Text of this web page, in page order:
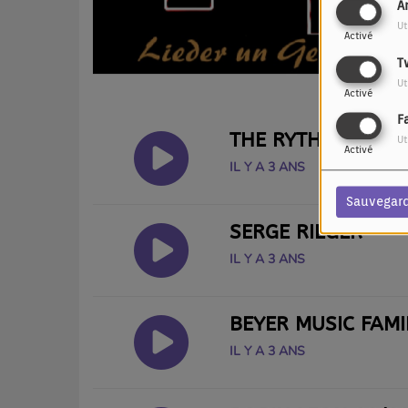
Activé
Activé
Activé
THE RYTHM
IL Y A 3 ANS
SERGE RIEGER
IL Y A 3 ANS
BEYER MUSIC
IL Y A 3 ANS